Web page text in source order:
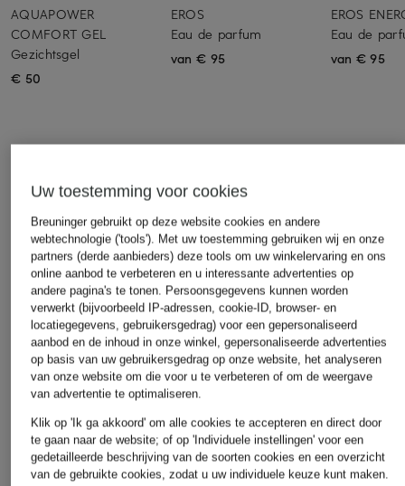
AQUAPOWER
COMFORT GEL
Gezichtsgel
€ 50
EROS
Eau de parfum
van € 95
EROS
Eau de
van € 95
Andere categorieën
Betty Barclay
Gewatteerde jassen
BLONDE No.8 Jassen
BOGNER Jassen
BOGNER Schoenen
MAC DAYDREAM Jeans
MARC AUREL Truien &
MARC CAIN Jeans
me°ru' Jurken
Uw toestemming voor cookies
Breuninger gebruikt op deze website cookies en andere
webtechnologie ('tools'). Met uw toestemming gebruiken wij en onze
partners (derde aanbieders) deze tools om uw winkelervaring en ons
online aanbod te verbeteren en u interessante advertenties op
andere pagina's te tonen. Persoonsgegevens kunnen worden
verwerkt (bijvoorbeeld IP-adressen, cookie-ID, browser- en
locatiegegevens, gebruikersgedrag) voor een gepersonaliseerd
aanbod en de inhoud in onze winkel, gepersonaliseerde advertenties
op basis van uw gebruikersgedrag op onze website, het analyseren
van onze website om die voor u te verbeteren of om de weergave
van advertentie te optimaliseren.
Klik op 'Ik ga akkoord' om alle cookies te accepteren en direct door
te gaan naar de website; of op 'Individuele instellingen' voor een
gedetailleerde beschrijving van de soorten cookies en een overzicht
van de gebruikte cookies, zodat u uw individuele keuze kunt maken.